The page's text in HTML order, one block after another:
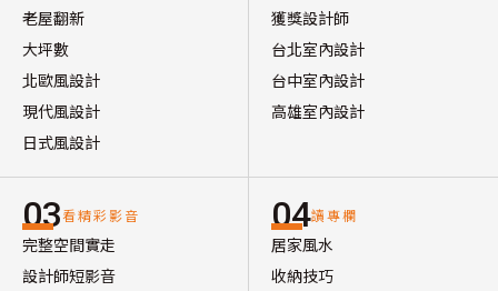
老屋翻新
大坪數
北歐風設計
現代風設計
日式風設計
獲獎設計師
台北室內設計
台中室內設計
高雄室內設計
03看精彩影音
完整空間實走
設計師短影音
04讀專欄
居家風水
收納技巧